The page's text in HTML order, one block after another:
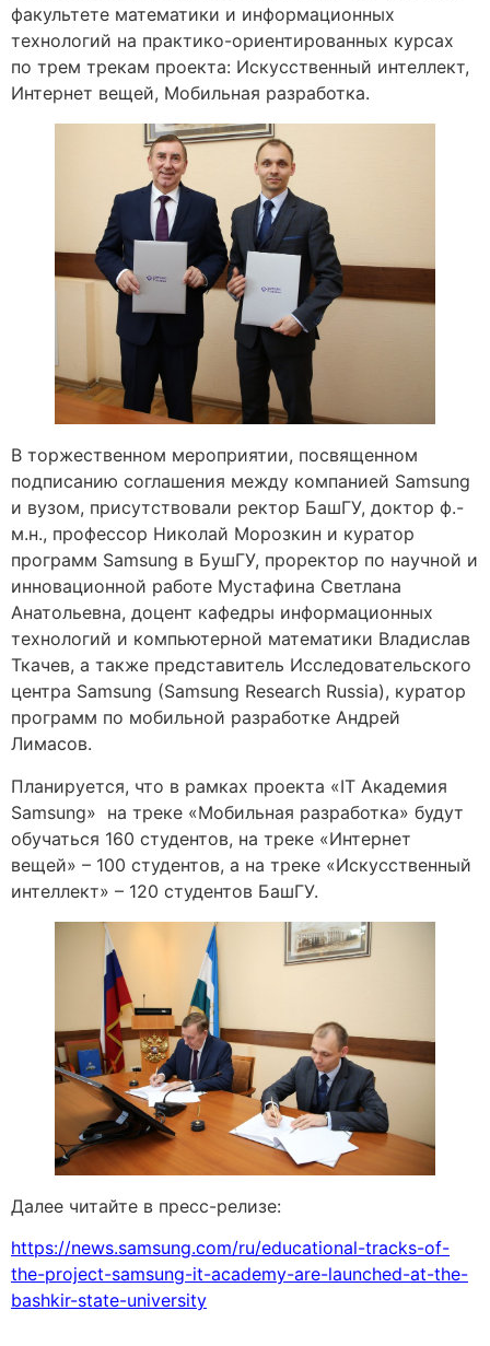
факультете математики и информационных
технологий на практико-ориентированных курсах
по трем трекам проекта: Искусственный интеллект,
Интернет вещей, Мобильная разработка.
В торжественном мероприятии, посвященном
подписанию соглашения между компанией Samsung
и вузом, присутствовали ректор БашГУ, доктор ф.-
м.н., профессор Николай Морозкин и куратор
программ Samsung в БушГУ, проректор по научной и
инновационной работе Мустафина Светлана
Анатольевна, доцент кафедры информационных
технологий и компьютерной математики Владислав
Ткачев, а также представитель Исследовательского
центра Samsung (Samsung Research Russia), куратор
программ по мобильной разработке Андрей
Лимасов.
Планируется, что в рамках проекта «IT Академия
Samsung» на треке «Мобильная разработка» будут
обучаться 160 студентов, на треке «Интернет
вещей» – 100 студентов, а на треке «Искусственный
интеллект» – 120 студентов БашГУ.
Далее читайте в пресс-релизе:
https://news.samsung.com/ru/educational-tracks-of-
the-project-samsung-it-academy-are-launched-at-the-
bashkir-state-university